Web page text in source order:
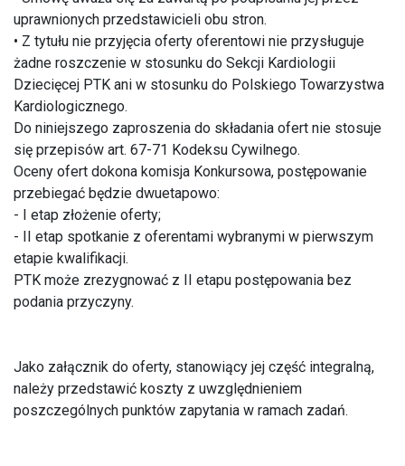
uprawnionych przedstawicieli obu stron.
• Z tytułu nie przyjęcia oferty oferentowi nie przysługuje
żadne roszczenie w stosunku do Sekcji Kardiologii
Dziecięcej PTK ani w stosunku do Polskiego Towarzystwa
Kardiologicznego.
Do niniejszego zaproszenia do składania ofert nie stosuje
się przepisów art. 67-71 Kodeksu Cywilnego.
Oceny ofert dokona komisja Konkursowa, postępowanie
przebiegać będzie dwuetapowo:
- I etap złożenie oferty;
- II etap spotkanie z oferentami wybranymi w pierwszym
etapie kwalifikacji.
PTK może zrezygnować z II etapu postępowania bez
podania przyczyny.
Jako załącznik do oferty, stanowiący jej część integralną,
należy przedstawić koszty z uwzględnieniem
poszczególnych punktów zapytania w ramach zadań.